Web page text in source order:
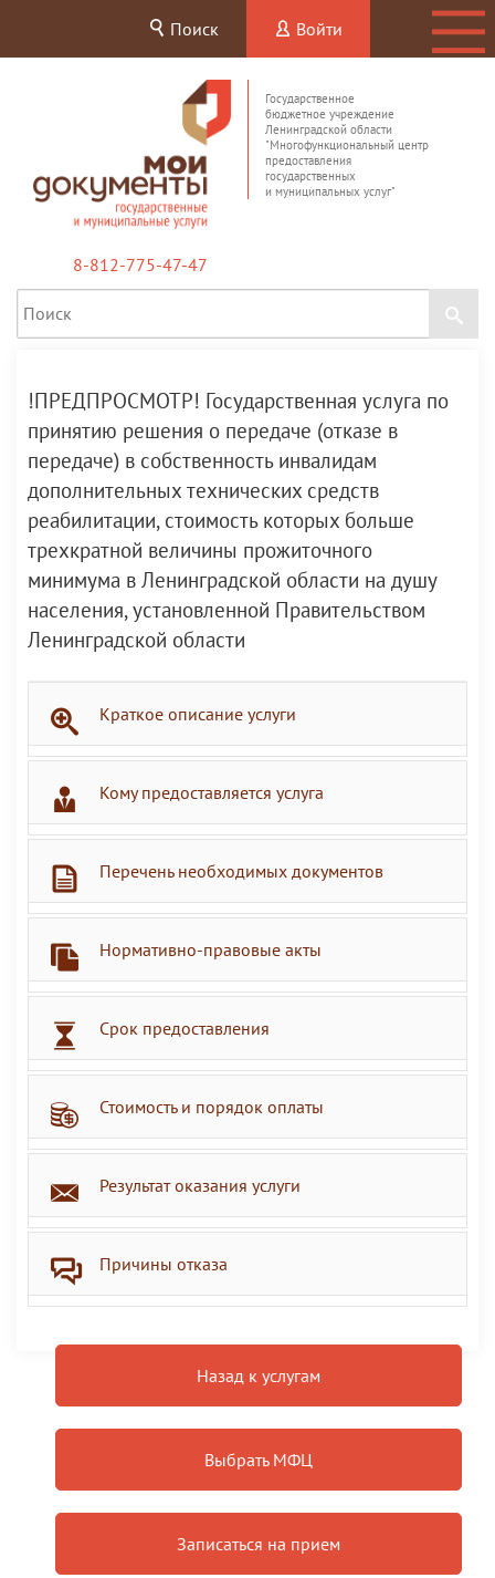
Поиск Войти
Государственное
бюджетное учреждение
Ленинградской области
"Многофункциональный центр
предоставления
государственных
и муниципальных услуг"
8-812-775-47-47
!ПРЕДПРОСМОТР! Государственная услуга по
принятию решения о передаче (отказе в
передаче) в собственность инвалидам
дополнительных технических средств
реабилитации, стоимость которых больше
трехкратной величины прожиточного
минимума в Ленинградской области на душу
населения, установленной Правительством
Ленинградской области
Краткое описание услуги
Кому предоставляется услуга
Перечень необходимых документов
Нормативно-правовые акты
Срок предоставления
Стоимость и порядок оплаты
Результат оказания услуги
Причины отказа
Назад к услугам
Выбрать МФЦ
Записаться на прием